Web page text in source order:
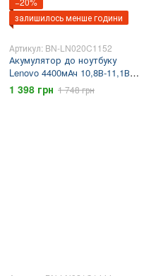
залишилось менше години
Артикул: BN-LN020C1152
Акумулятор до ноутбуку
Lenovo 4400мАч 10,8В-11,1В
43r9255, 42t4534, 42t4646,
42t4536, 42t4647, lenovo x201,
1 398 грн 1 748 грн